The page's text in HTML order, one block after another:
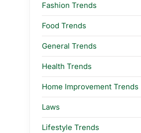
Fashion Trends
Food Trends
General Trends
Health Trends
Home Improvement Trends
Laws
Lifestyle Trends